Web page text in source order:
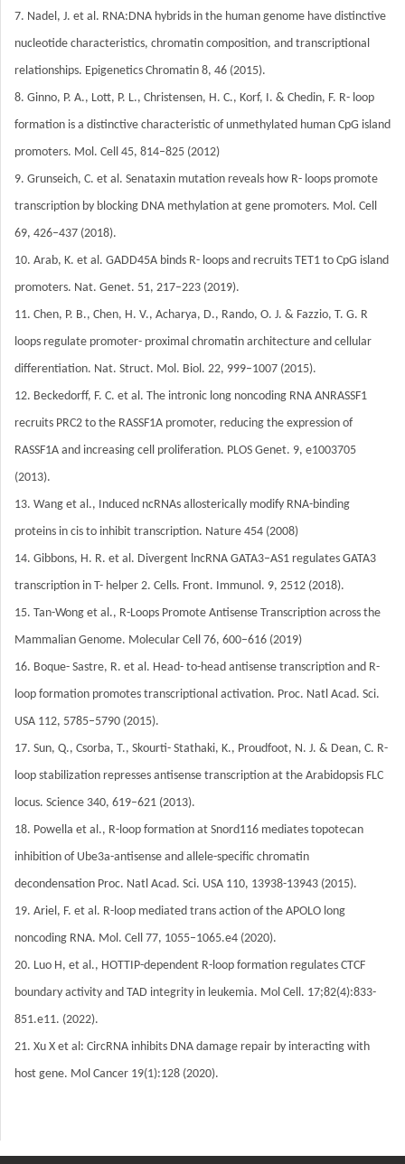
7. Nadel, J. et al. RNA:DNA hybrids in the human genome have distinctive
nucleotide characteristics, chromatin composition, and transcriptional
relationships. Epigenetics Chromatin 8, 46 (2015).
8. Ginno, P. A., Lott, P. L., Christensen, H. C., Korf, I. & Chedin, F. R- loop
formation is a distinctive characteristic of unmethylated human CpG island
promoters. Mol. Cell 45, 814–825 (2012)
9. Grunseich, C. et al. Senataxin mutation reveals how R- loops promote
transcription by blocking DNA methylation at gene promoters. Mol. Cell
69, 426–437 (2018).
10. Arab, K. et al. GADD45A binds R- loops and recruits TET1 to CpG island
promoters. Nat. Genet. 51, 217–223 (2019).
11. Chen, P. B., Chen, H. V., Acharya, D., Rando, O. J. & Fazzio, T. G. R
loops regulate promoter- proximal chromatin architecture and cellular
differentiation. Nat. Struct. Mol. Biol. 22, 999–1007 (2015).
12. Beckedorff, F. C. et al. The intronic long noncoding RNA ANRASSF1
recruits PRC2 to the RASSF1A promoter, reducing the expression of
RASSF1A and increasing cell proliferation. PLOS Genet. 9, e1003705
(2013).
13. Wang et al., Induced ncRNAs allosterically modify RNA-binding
proteins in cis to inhibit transcription. Nature 454 (2008)
14. Gibbons, H. R. et al. Divergent lncRNA GATA3–AS1 regulates GATA3
transcription in T- helper 2. Cells. Front. Immunol. 9, 2512 (2018).
15. Tan-Wong et al., R-Loops Promote Antisense Transcription across the
Mammalian Genome. Molecular Cell 76, 600–616 (2019)
16. Boque- Sastre, R. et al. Head- to-head antisense transcription and R-
loop formation promotes transcriptional activation. Proc. Natl Acad. Sci.
USA 112, 5785–5790 (2015).
17. Sun, Q., Csorba, T., Skourti- Stathaki, K., Proudfoot, N. J. & Dean, C. R-
loop stabilization represses antisense transcription at the Arabidopsis FLC
locus. Science 340, 619–621 (2013).
18. Powella et al., R-loop formation at Snord116 mediates topotecan
inhibition of Ube3a-antisense and allele-specific chromatin
decondensation Proc. Natl Acad. Sci. USA 110, 13938-13943 (2015).
19. Ariel, F. et al. R-loop mediated trans action of the APOLO long
noncoding RNA. Mol. Cell 77, 1055–1065.e4 (2020).
20. Luo H, et al., HOTTIP-dependent R-loop formation regulates CTCF
boundary activity and TAD integrity in leukemia. Mol Cell. 17;82(4):833-
851.e11. (2022).
21. Xu X et al: CircRNA inhibits DNA damage repair by interacting with
host gene. Mol Cancer 19(1):128 (2020).